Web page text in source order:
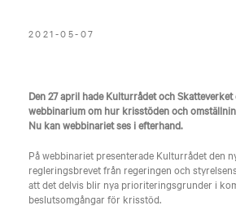
2021-05-07
Den 27 april hade Kulturrådet och Skatteverket
webbinarium om hur krisstöden och
Nu kan webbinariet ses i efterhand.
På webbinariet presenterade Kulturrådet den
regleringsbrevet från regeringen och
att det delvis blir nya prioriteringsgrunder i
beslutsomgångar för krisstöd.